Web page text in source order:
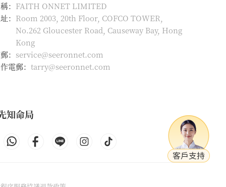
： FAITH ONNET LIMITED
： Room 2003, 20th Floor, COFCO TOWER,
No.262 Gloucester Road, Causeway Bay, Hong
Kong
： service@seeronnet.com
電郵： tarry@seeronnet.com
知命局